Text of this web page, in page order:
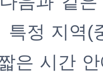
특정 지역(
은 시간